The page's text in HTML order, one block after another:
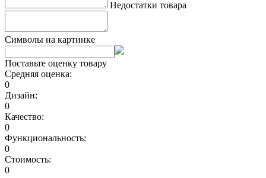
Недостатки товара
Символы на картинке
Поставьте оценку товару
Средняя оценка:
0
Дизайн:
0
Качество:
0
Функциональность:
0
Стоимость:
0